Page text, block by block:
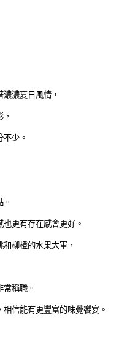
濃夏日風情，
少。
更有存在感會更好。
柳橙的水果大軍，
稱職。
信能有更豐富的味覺饗宴。